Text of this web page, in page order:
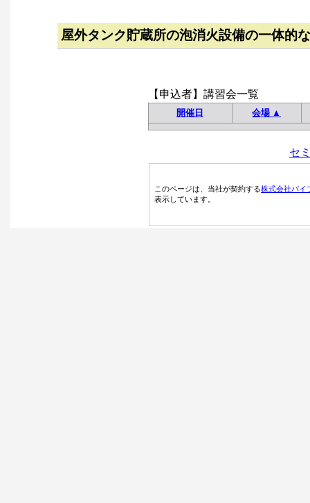
屋外タンク貯蔵所の泡消火設備の一体的
【申込者】講習会一覧
開催日 会場 ▲
セ
このページは、当社が契約する株式会社パイ
表示しています。